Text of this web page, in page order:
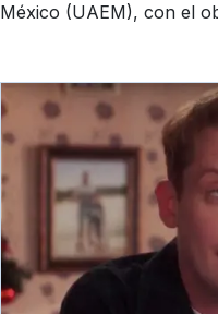
México (UAEM), con el